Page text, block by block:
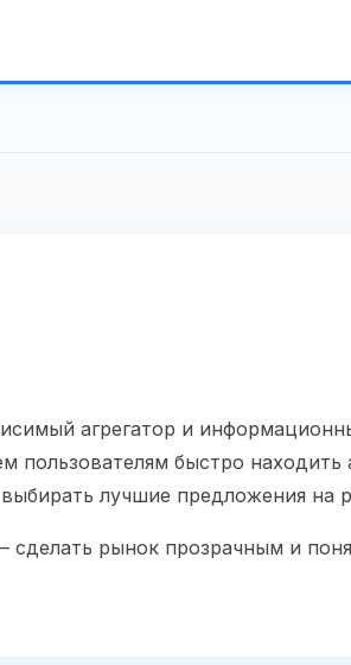
агрегатор и
пользователям быстро находить
лучшие предложения на
рынок прозрачным и